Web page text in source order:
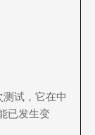
试，它在中
已发生变